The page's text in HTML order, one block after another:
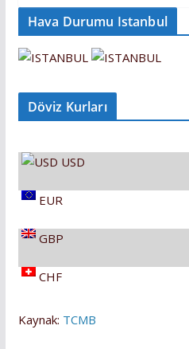
Hava Durumu Istanbul
Döviz Kurları
USD
EUR
GBP
CHF
Kaynak: TCMB